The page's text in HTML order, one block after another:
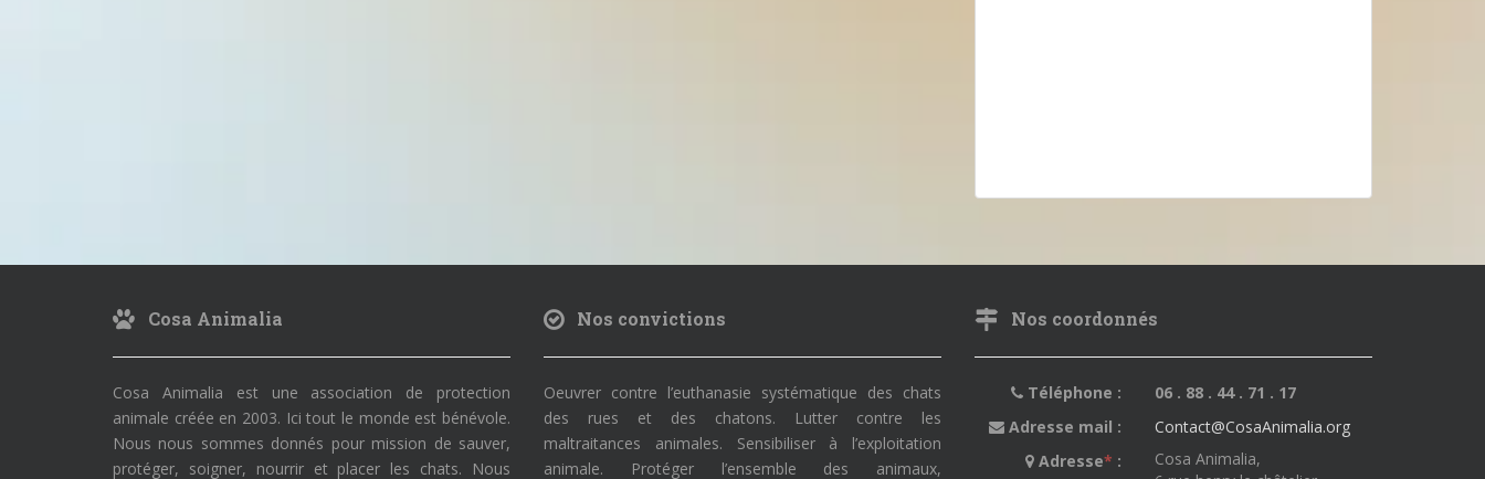
Cosa Animalia
Cosa Animalia est une association de protection
animale créée en 2003. Ici tout le monde est bénévole.
Nous nous sommes donnés pour mission de sauver,
protéger, soigner, nourrir et placer les chats. Nous
Nos convictions
Oeuvrer contre l’euthanasie systématique des chats
des rues et des chatons. Lutter contre les
maltraitances animales. Sensibiliser à l’exploitation
animale. Protéger l’ensemble des animaux,
Nos coordonnés
Téléphone :
06 . 88 . 44 . 71 . 17
Adresse mail :
Contact@CosaAnimalia.org
Adresse* :
Cosa Animalia,